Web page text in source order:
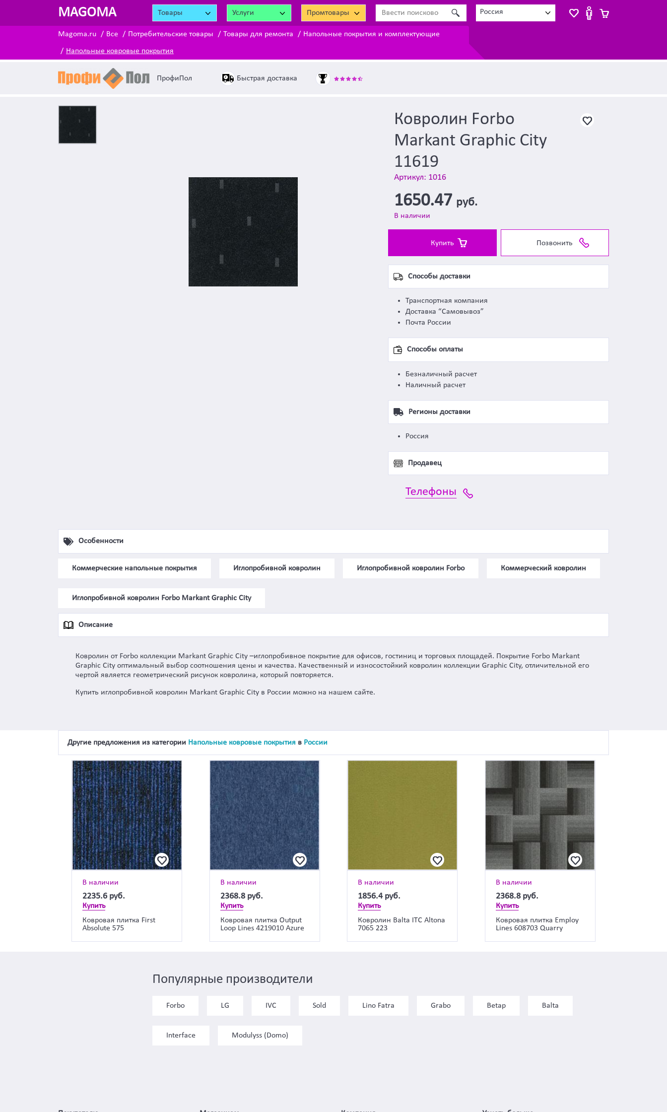
MAGOMA Товары Услуги Промтовары Россия
Magoma.ru Все Потребительские товары Товары для ремонта Напольные покрытия и комплектующие
Напольные ковровые покрытия
ПрофиПол Быстрая доставка
Ковролин Forbo
Markant Graphic City
11619
Артикул: 1016
1650.47 руб.
В наличии
Купить Позвонить
Способы доставки
Транспортная компания
Доставка “Самовывоз”
Почта России
Способы оплаты
Безналичный расчет
Наличный расчет
Регионы доставки
Россия
Продавец
Телефоны
Особенности
Коммерческие напольные покрытия Иглопробивной ковролин Иглопробивной ковролин Forbo Коммерческий ковролин
Иглопробивной ковролин Forbo Markant Graphic City
Описание
Ковролин от Forbo коллекции Markant Graphic City –иглопробивное покрытие для офисов, гостиниц и торговых площадей. Покрытие Forbo Markant
Graphic City оптимальный выбор соотношения цены и качества. Качественный и износостойкий ковролин коллекции Graphic City, отличительной его
чертой является геометрический рисунок ковролина, который повторяется.
Купить иглопробивной ковролин Markant Graphic City в России можно на нашем сайте.
Другие предложения из категории Напольные ковровые покрытия в России
В наличии
2235.6 руб.
Купить
Ковровая плитка First
Absolute 575
В наличии
2368.8 руб.
Купить
Ковровая плитка Output
Loop Lines 4219010 Azure
В наличии
1856.4 руб.
Купить
Ковролин Balta ITC Altona
7065 223
В наличии
2368.8 руб.
Купить
Ковровая плитка Employ
Lines 608703 Quarry
Популярные производители
Forbo LG IVC Sold Lino Fatra Grabo Betap Balta
Interface Modulyss (Domo)